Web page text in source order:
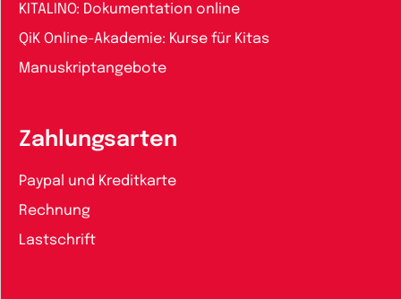
KITALINO: Dokumentation online
QiK Online-Akademie: Kurse für Kitas
Manuskriptangebote
Zahlungsarten
Paypal und Kreditkarte
Rechnung
Lastschrift